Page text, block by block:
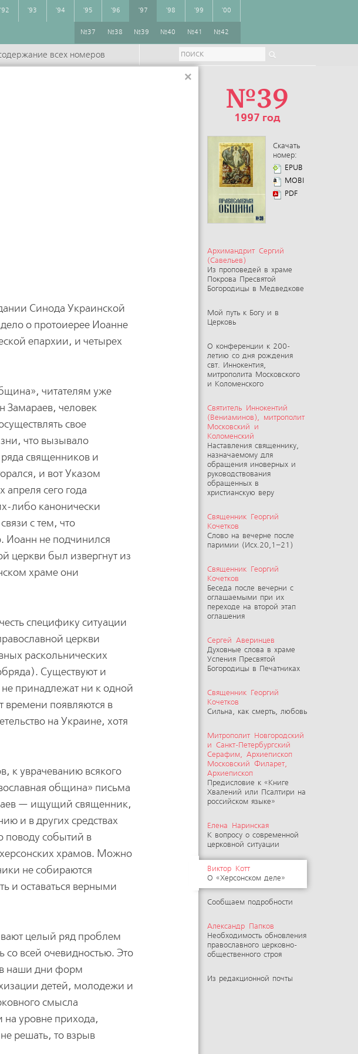
'92 '93 '94 '95 '96 '97
№37 №38 №39 №40 №41 №42
'98 '99 '00
всех номеров
№39
1997 год
Скачать
номер:
EPUB
MOBI
PDF
Архимандрит Сергий
(Савельев)
Из проповедей в храме
Покрова Пресвятой
Богородицы в Медведкове
Мой путь к Богу и в
Церковь
О конференции к 200-
летию со дня рождения
свт. Иннокентия,
митрополита Московского
и Коломенского
Святитель Иннокентий
(Вениаминов), митрополит
Московский и
Коломенский
Наставления священнику,
назначаемому для
обращения иноверных и
руководствования
обращенных в
христианскую веру
Священник Георгий
Кочетков
Слово на вечерне после
паримии (Исх.20,1–21)
Священник Георгий
Кочетков
Беседа после вечерни с
оглашаемыми при их
переходе на второй этап
оглашения
Сергей Аверинцев
Духовные слова в храме
Успения Пресвятой
Богородицы в Печатниках
Священник Георгий
Кочетков
Сильна, как смерть, любовь
Митрополит Новгородский
и Санкт-Петербургский
Серафим, Архиепископ
Московский Филарет,
Архиепископ
Предисловие к «Книге
Хвалений или Псалтири на
российском языке»
Елена Наринская
К вопросу о современной
церковной ситуации
Виктор Котт
О «Херсонском деле»
Сообщаем подробности
Александр Папков
Необходимость обновления
православного церковно-
общественного строя
Из редакционной почты
Синода Украинской
о протоиерее Иоанне
епархии, и четырех
читателям уже
Замараев, человек
свое
что вызывало
священников и
и вот Указом
сего года
либо канонически
с тем, что
Иоанн не подчинился
церкви был извергнут из
храме они
специфику ситуации
церкви
раскольнических
Существуют и
принадлежат ни к одной
времени появляются в
на Украине, хотя
к уврачеванию всякого
община» письма
— ищущий священник,
и в других средствах
поводу событий в
храмов. Можно
не собираются
и оставаться верными
целый ряд проблем
всей очевидностью. Это
наши дни форм
детей, молодежи и
смысла
уровне прихода,
решать, то взрыв
×